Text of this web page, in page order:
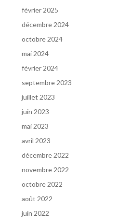
février 2025
décembre 2024
octobre 2024
mai 2024
février 2024
septembre 2023
juillet 2023
juin 2023
mai 2023
avril 2023
décembre 2022
novembre 2022
octobre 2022
août 2022
juin 2022